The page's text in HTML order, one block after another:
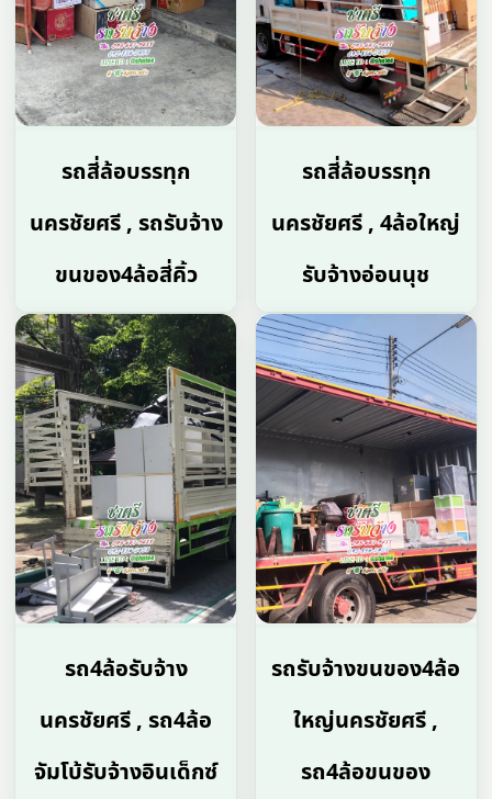
รถสี่ล้อบรรทุก
นครชัยศรี , รถรับจ้าง
ขนของ4ล้อสี่คิ้ว
รถสี่ล้อบรรทุก
นครชัยศรี , 4ล้อใหญ่
รับจ้างอ่อนนุช
รถ4ล้อรับจ้าง
นครชัยศรี , รถ4ล้อ
จัมโบ้รับจ้างอินเด็กซ์
รถรับจ้างขนของ4ล้อ
ใหญ่นครชัยศรี ,
รถ4ล้อขนของ